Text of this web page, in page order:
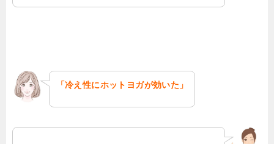
「冷え性にホットヨガが効いた」